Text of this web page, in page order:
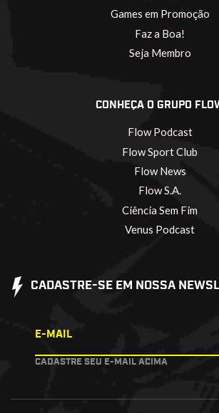
Games em Promoção
Faz a Boa!
Seja Membro
CONHEÇA O GRUPO
Flow Podcast
Flow Sport Club
Flow News
Flow S.A.
Ciência Sem Fim
Venus Podcast
CADASTRE-SE EM NOSSA
E-MAIL
CADASTRE SEU E-MAIL ACIMA